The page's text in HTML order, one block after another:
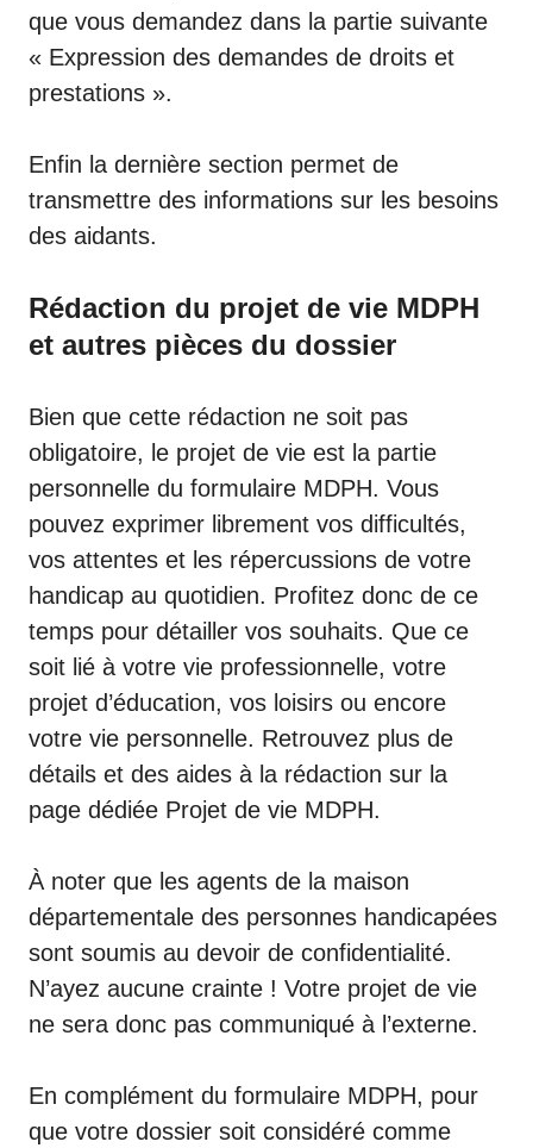
que vous demandez dans la partie suivante
« Expression des demandes de droits et
prestations ».
Enfin la dernière section permet de
transmettre des informations sur les besoins
des aidants.
Rédaction du projet de vie MDPH
et autres pièces du dossier
Bien que cette rédaction ne soit pas
obligatoire, le projet de vie est la partie
personnelle du formulaire MDPH. Vous
pouvez exprimer librement vos difficultés,
vos attentes et les répercussions de votre
handicap au quotidien. Profitez donc de ce
temps pour détailler vos souhaits. Que ce
soit lié à votre vie professionnelle, votre
projet d’éducation, vos loisirs ou encore
votre vie personnelle. Retrouvez plus de
détails et des aides à la rédaction sur la
page dédiée Projet de vie MDPH.
À noter que les agents de la maison
départementale des personnes handicapées
sont soumis au devoir de confidentialité.
N’ayez aucune crainte ! Votre projet de vie
ne sera donc pas communiqué à l’externe.
En complément du formulaire MDPH, pour
que votre dossier soit considéré comme